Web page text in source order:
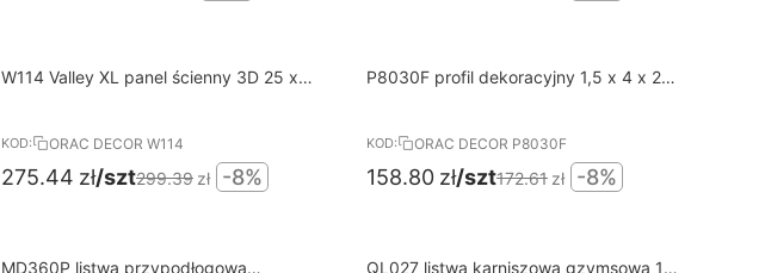
8%
Darmowa dostawa od 400 PLN
W114 Valley XL panel ścienny 3D 25 x
KOD: ORAC DECOR W114
275.44 zł/szt299.39 zł -8%
8%
Darmowa dostawa od 400 PLN
P8030F profil dekoracyjny 1,5 x 4 x 200
KOD: ORAC DECOR P8030F
158.80 zł/szt172.61 zł -8%
8%
Darmowa dostawa od 400 PLN
MD360P listwa przypodłogowa 8%
Darmowa dostawa od 400 PLN
QL027 listwa karniszowa gzymsowa 11